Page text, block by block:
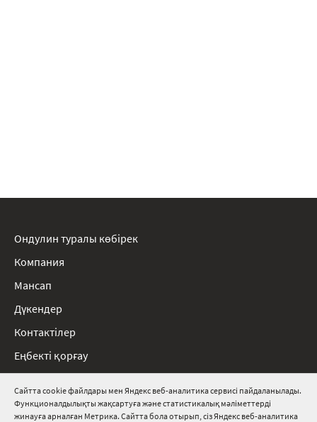
Сайтта cookie файлдары мен Яндекс веб-аналитика сервисі пайдаланылады.
Функционалдылықты жақсартуға және статистикалық мәліметтерді
жинауға арналған Метрика. Сайтта бола отырып, сіз Яндекс веб-аналитика
8 800 511 91 82
Ондулин туралы көбірек
Компания
Мансап
Дүкендер
Контактілер
Еңбекті қорғау